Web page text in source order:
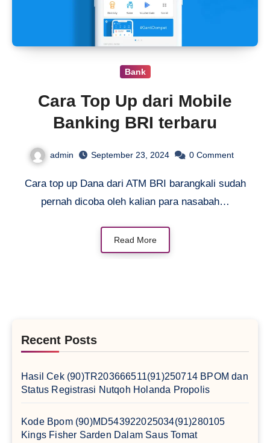
Bank
Cara Top Up dari Mobile
Banking BRI terbaru
admin September 23, 2024 0 Comment
Cara top up Dana dari ATM BRI barangkali sudah
pernah dicoba oleh kalian para nasabah…
Read More
Recent Posts
Hasil Cek (90)TR203666511(91)250714 BPOM dan
Status Registrasi Nutqoh Holanda Propolis
Kode Bpom (90)MD543922025034(91)280105
Kings Fisher Sarden Dalam Saus Tomat